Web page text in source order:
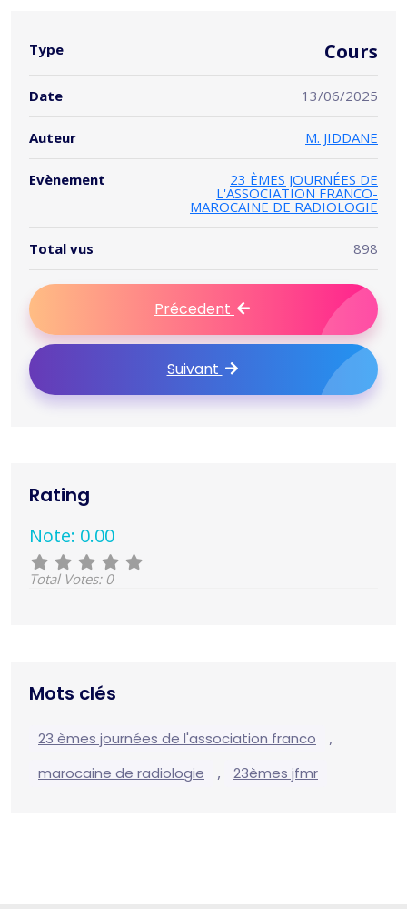
Type Cours
Date 13/06/2025
Auteur M. JIDDANE
Evènement 23 ÈMES JOURNÉES DE
L'ASSOCIATION FRANCO-
MAROCAINE DE RADIOLOGIE
Total vus 898
Précedent
Suivant
Rating
Note: 0.00
Total Votes: 0
Mots clés
23 èmes journées de l'association franco ,
marocaine de radiologie , 23èmes jfmr